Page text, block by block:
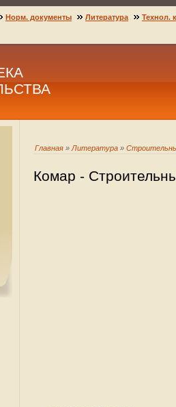
Главная » Литература »
Комар -
Норм. документы Литература Технол.